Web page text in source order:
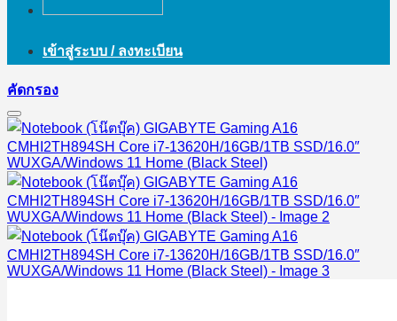
เข้าสู่ระบบ / ลงทะเบียน
คัดกรอง